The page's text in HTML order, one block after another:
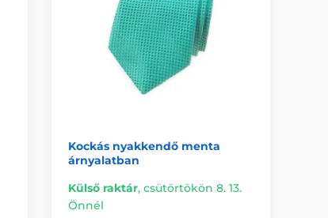
Kockás nyakkendő menta
árnyalatban
Külső raktár, csütörtökön 8. 13.
Önnél